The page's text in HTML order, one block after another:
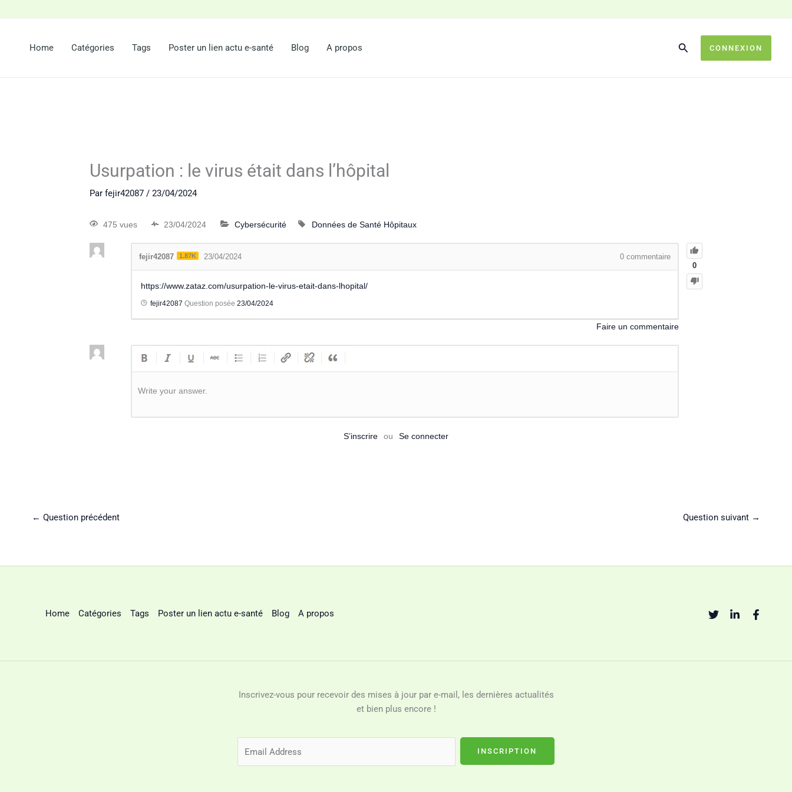
Home Catégories Tags Poster un lien actu e-santé Blog A propos CONNEXION
Usurpation : le virus était dans l’hôpital
Parfejir42087/23/04/2024
475 vues 23/04/2024 Cybersécurité Données de Santé Hôpitaux
0
fejir42087 1.87K 23/04/2024 0commentaire
https://www.zataz.com/usurpation-le-virus-etait-dans-lhopital/
fejir42087 Question posée23/04/2024
Faire un commentaire
Write your answer.
S’inscrire ou Se connecter
← Question précédent Question suivant →
Home Catégories Tags Poster un lien actu e-santé Blog A propos
Inscrivez-vous pour recevoir des mises à jour par e-mail, les dernières actualités
et bien plus encore !
INSCRIPTION